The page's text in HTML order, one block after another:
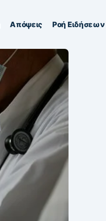
Απόψεις Ροή Ειδήσεων